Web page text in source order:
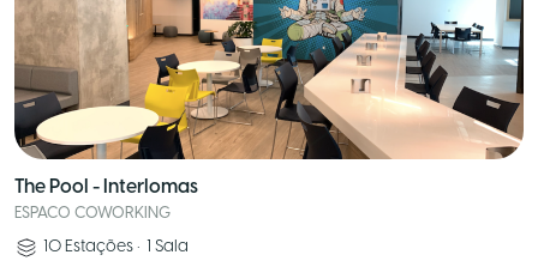
The Pool - Interlomas
ESPACO COWORKING
10 Estações • 1 Sala